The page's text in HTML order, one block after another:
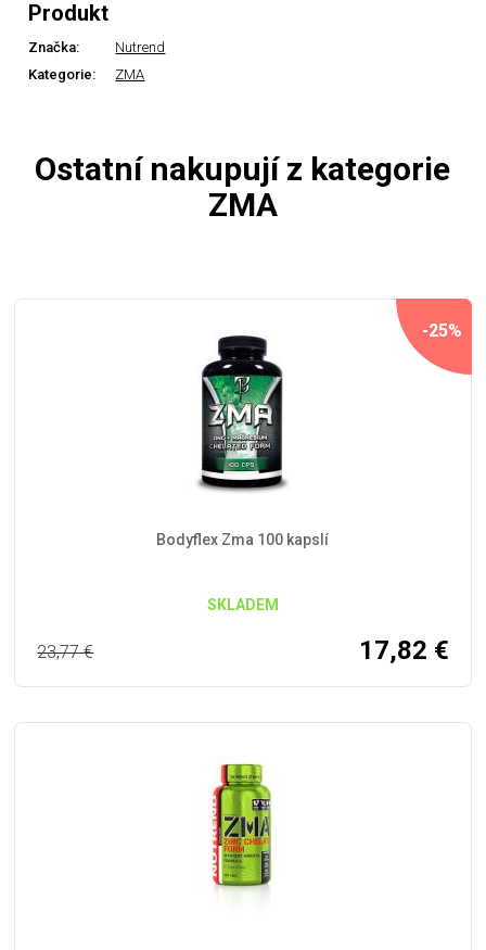
Produkt
Značka:
Nutrend
Kategorie:
ZMA
Ostatní nakupují z kategorie
ZMA
-25%
Bodyflex Zma 100 kapslí
SKLADEM
23,77€ 17,82 €